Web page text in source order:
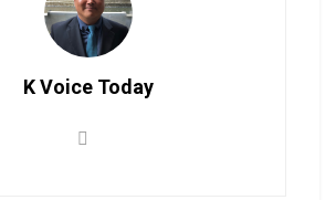
K Voice Today